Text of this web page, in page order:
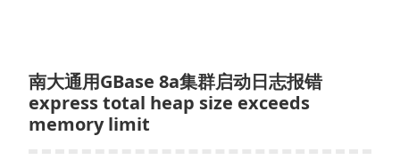
南大通用GBase 8a集群启动日志报错
express total heap size exceeds
memory limit